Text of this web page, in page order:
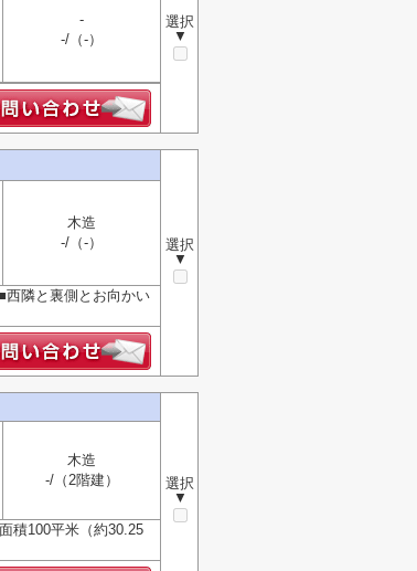
選択
▼
-
-/（-）
選択
▼
木造
-/（-）
西隣と裏側とお向かい
選択
▼
木造
-/（2階建）
積100平米（約30.25